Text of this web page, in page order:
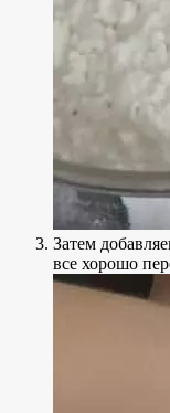
Затем
все хорошо